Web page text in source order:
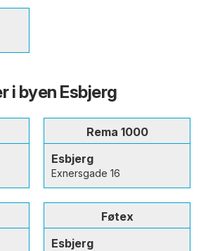
i byen Esbjerg
Rema 1000
Esbjerg
Exnersgade 16
Føtex
Esbjerg